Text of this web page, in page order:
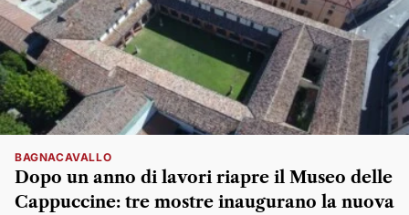
BAGNACAVALLO
Dopo un anno di lavori riapre il Museo delle
Cappuccine: tre mostre inaugurano la nuova